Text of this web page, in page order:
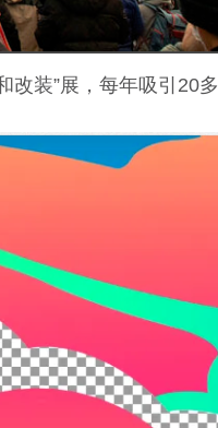
装”展，每年吸引20多